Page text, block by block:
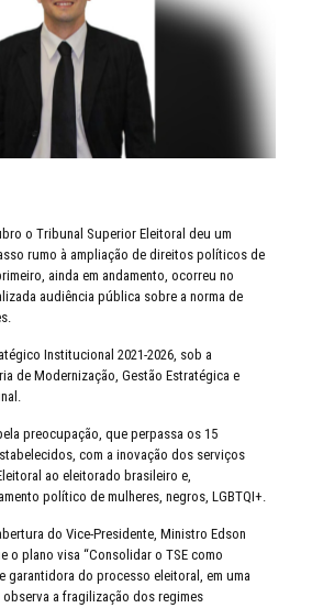
o Tribunal Superior Eleitoral deu um
rumo à ampliação de direitos políticos de
ainda em andamento, ocorreu no
audiência pública sobre a norma de
Institucional 2021-2026, sob a
de Modernização, Gestão Estratégica e
preocupação, que perpassa os 15
com a inovação dos serviços
ao eleitorado brasileiro e,
político de mulheres, negros, LGBTQI+.
do Vice-Presidente, Ministro Edson
o plano visa “Consolidar o TSE como
garantidora do processo eleitoral, em uma
a fragilização dos regimes